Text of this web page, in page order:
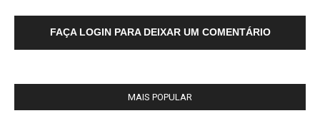
FAÇA LOGIN PARA DEIXAR UM COMENTÁRIO
MAIS POPULAR